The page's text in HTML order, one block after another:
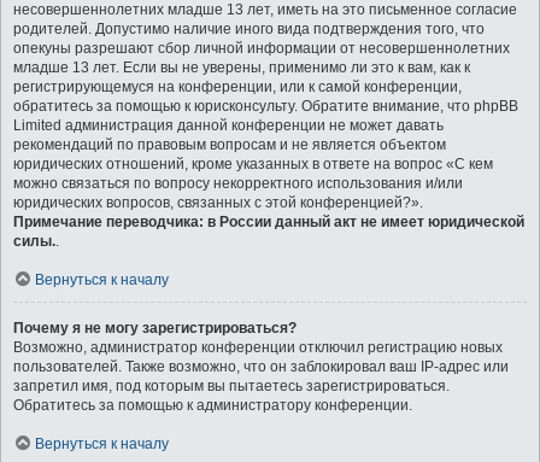
несовершеннолетних младше 13 лет, иметь на это письменное согласие
родителей. Допустимо наличие иного вида подтверждения того, что
опекуны разрешают сбор личной информации от несовершеннолетних
младше 13 лет. Если вы не уверены, применимо ли это к вам, как к
регистрирующемуся на конференции, или к самой конференции,
обратитесь за помощью к юрисконсульту. Обратите внимание, что phpBB
Limited администрация данной конференции не может давать
рекомендаций по правовым вопросам и не является объектом
юридических отношений, кроме указанных в ответе на вопрос «С кем
можно связаться по вопросу некорректного использования и/или
юридических вопросов, связанных с этой конференцией?».
Примечание переводчика: в России данный акт не имеет юридической
силы..
Вернуться к началу
Почему я не могу зарегистрироваться?
Возможно, администратор конференции отключил регистрацию новых
пользователей. Также возможно, что он заблокировал ваш IP-адрес или
запретил имя, под которым вы пытаетесь зарегистрироваться.
Обратитесь за помощью к администратору конференции.
Вернуться к началу